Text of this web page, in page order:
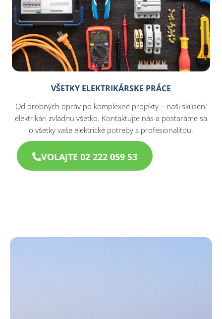
VŠETKY ELEKTRIKÁRSKE PRÁCE
Od drobných opráv po komplexné projekty – naši skúsení
elektrikári zvládnu všetko. Kontaktujte nás a postaráme sa
o všetky vaše elektrické potreby s profesionalitou.
VOLAJTE 02 222 059 53